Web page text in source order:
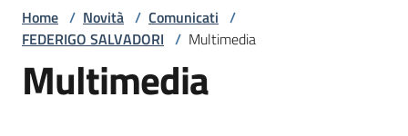
Medaglia
d'oro al
Merito
Home / Novità / Comunicati /
FEDERIGO SALVADORI / Multimedia
Multimedia